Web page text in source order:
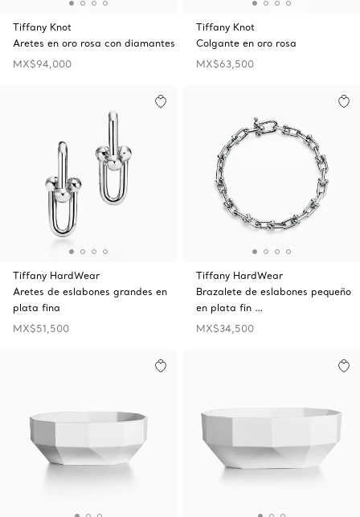
Tiffany Knot
Aretes en oro rosa con diamantes
MX$94,000
Tiffany Knot
Colgante en oro rosa
MX$63,500
Tiffany HardWear
Aretes de eslabones grandes en
plata fina
MX$51,500
Tiffany HardWear
Brazalete de eslabones pequeño
en plata fin …
MX$34,500